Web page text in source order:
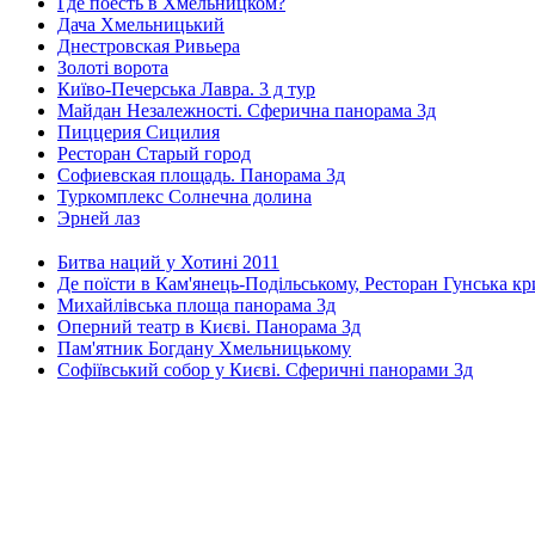
Дача Хмельницький
Днестровская Ривьера
Золоті ворота
Київо-Печерська Лавра. 3 д тур
Майдан Незалежності. Сферична панорама 3д
Пиццерия Сицилия
Ресторан Старый город
Софиевская площадь. Панорама 3д
Туркомплекс Солнечна долина
Эрней лаз
Битва наций у Хотині 2011
Де поїсти в Кам'янець-Подільському, Ресторан Гунська
Михайлівська площа панорама 3д
Оперний театр в Києві. Панорама 3д
Пам'ятник Богдану Хмельницькому
Софіївський собор у Києві. Сферичні панорами 3д